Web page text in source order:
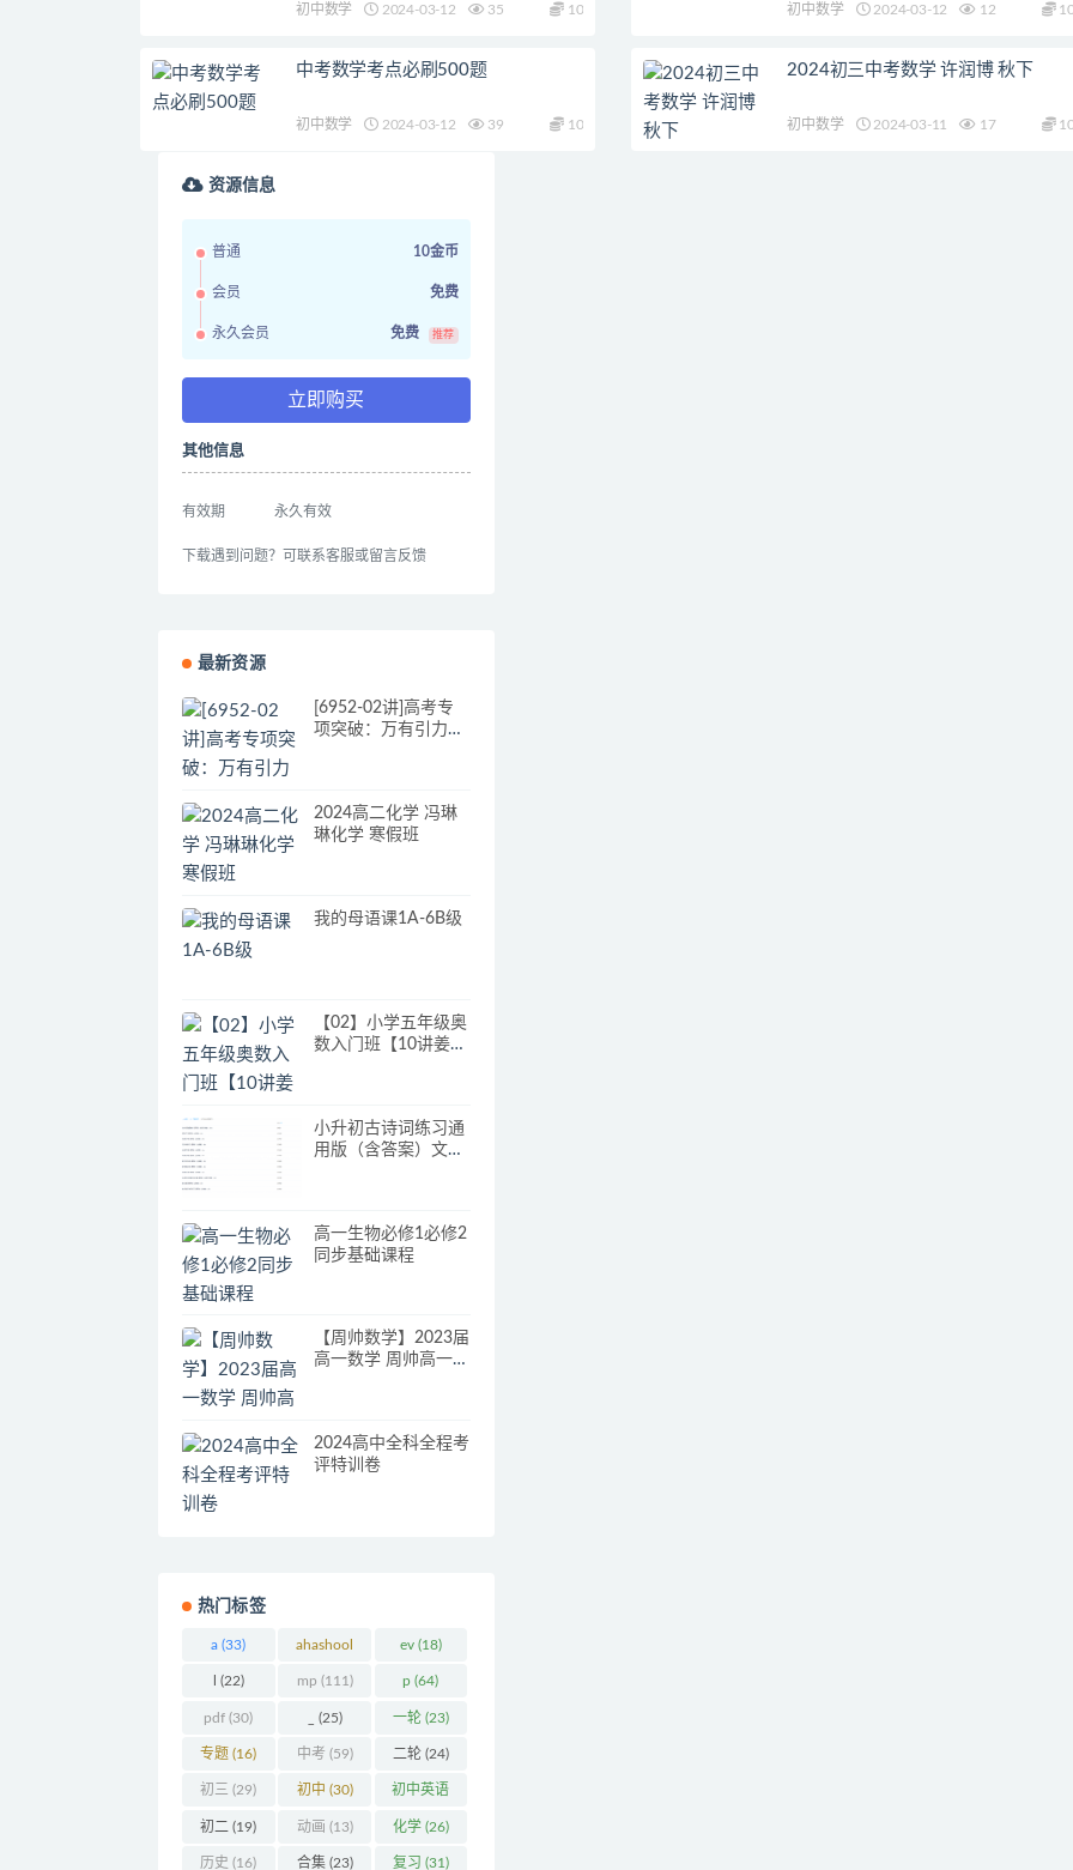
初中数学 2024-03-12 35 10 初中数学 2024-03-12 12
中考数学考点必刷500题
初中数学 2024-03-12 39 10
2024初三中考数学 许润博 秋下
初中数学 2024-03-11 17
资源信息
普通 10金币
会员 免费
永久会员 免费 推荐
立即购买
其他信息
有效期 永久有效
下载遇到问题？可联系客服或留言反馈
最新资源
[6952-02讲]高考专
项突破：万有引力问
2024高二化学 冯琳
琳化学 寒假班
我的母语课1A-6B级
【02】小学五年级奥
数入门班【10讲姜付
小升初古诗词练习通
用版（含答案）文言
高一生物必修1必修2
同步基础课程
【周帅数学】2023届
高一数学 周帅高一数
2024高中全科全程考
评特训卷
热门标签
a (33) ahashool
(29)
ev(18)
(22) mp (111) p (64)
pdf (30) (25) 一轮(23)
专题 (16) 中考 (59) 二轮(24)
初三 (29) 初中 (30) 初中英语
(32)
初二 (19) 动画 (13) 化学(26)
历史 (16) 合集(23) 复习 (31)